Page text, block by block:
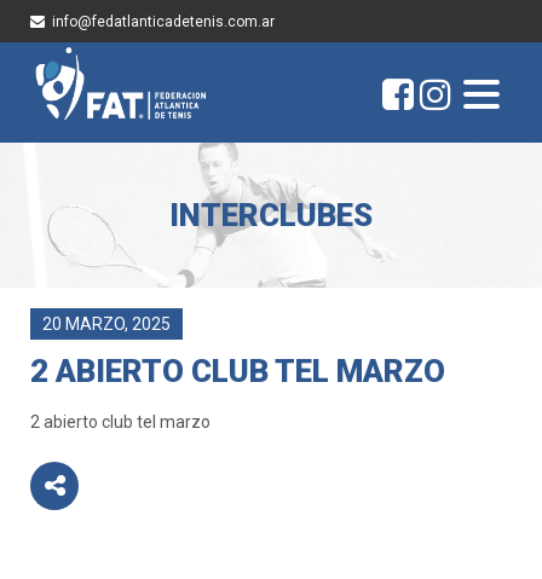
info@fedatlanticadetenis.com.ar
INTERCLUBES
20 MARZO, 2025
2 ABIERTO CLUB TEL MARZO
2 abierto club tel marzo